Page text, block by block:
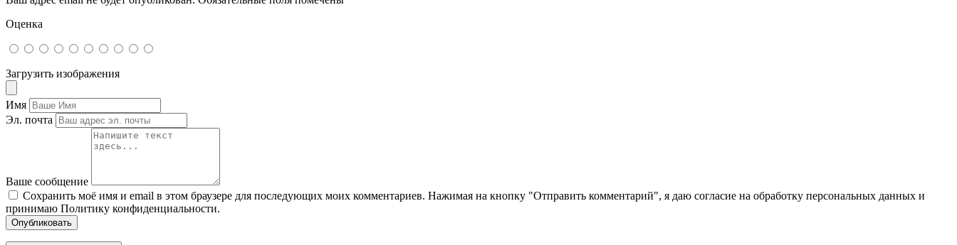
Оценка
Загрузить изображения
Имя
Эл. почта
Ваше сообщение
Сохранить моё имя и email в этом браузере для последующих моих комментариев. Нажимая на кнопку "Отправить комментарий", я даю согласие на обработку персональных данных и
принимаю Политику конфиденциальности.
Опубликовать